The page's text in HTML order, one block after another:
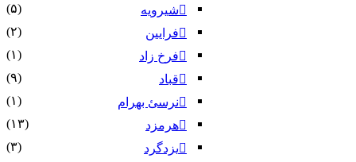
شیرویه
(۵)
فرایین
(۲)
فرخ زاد
(۱)
قباد
(۹)
نرسئ بهرام‏
(۱)
هرمزد
(۱۳)
یزدگرد
(۳)